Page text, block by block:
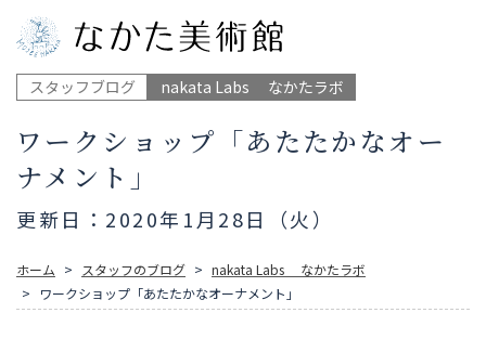
スタッフブログ nakata Labs なかたラボ
ワークショップ「あたたかなオー
ナメント」
更新日：2020年1月28日（火）
ホーム スタッフのブログ
nakata Labs なかたラボ
ワークショップ「あたたかなオーナメント」